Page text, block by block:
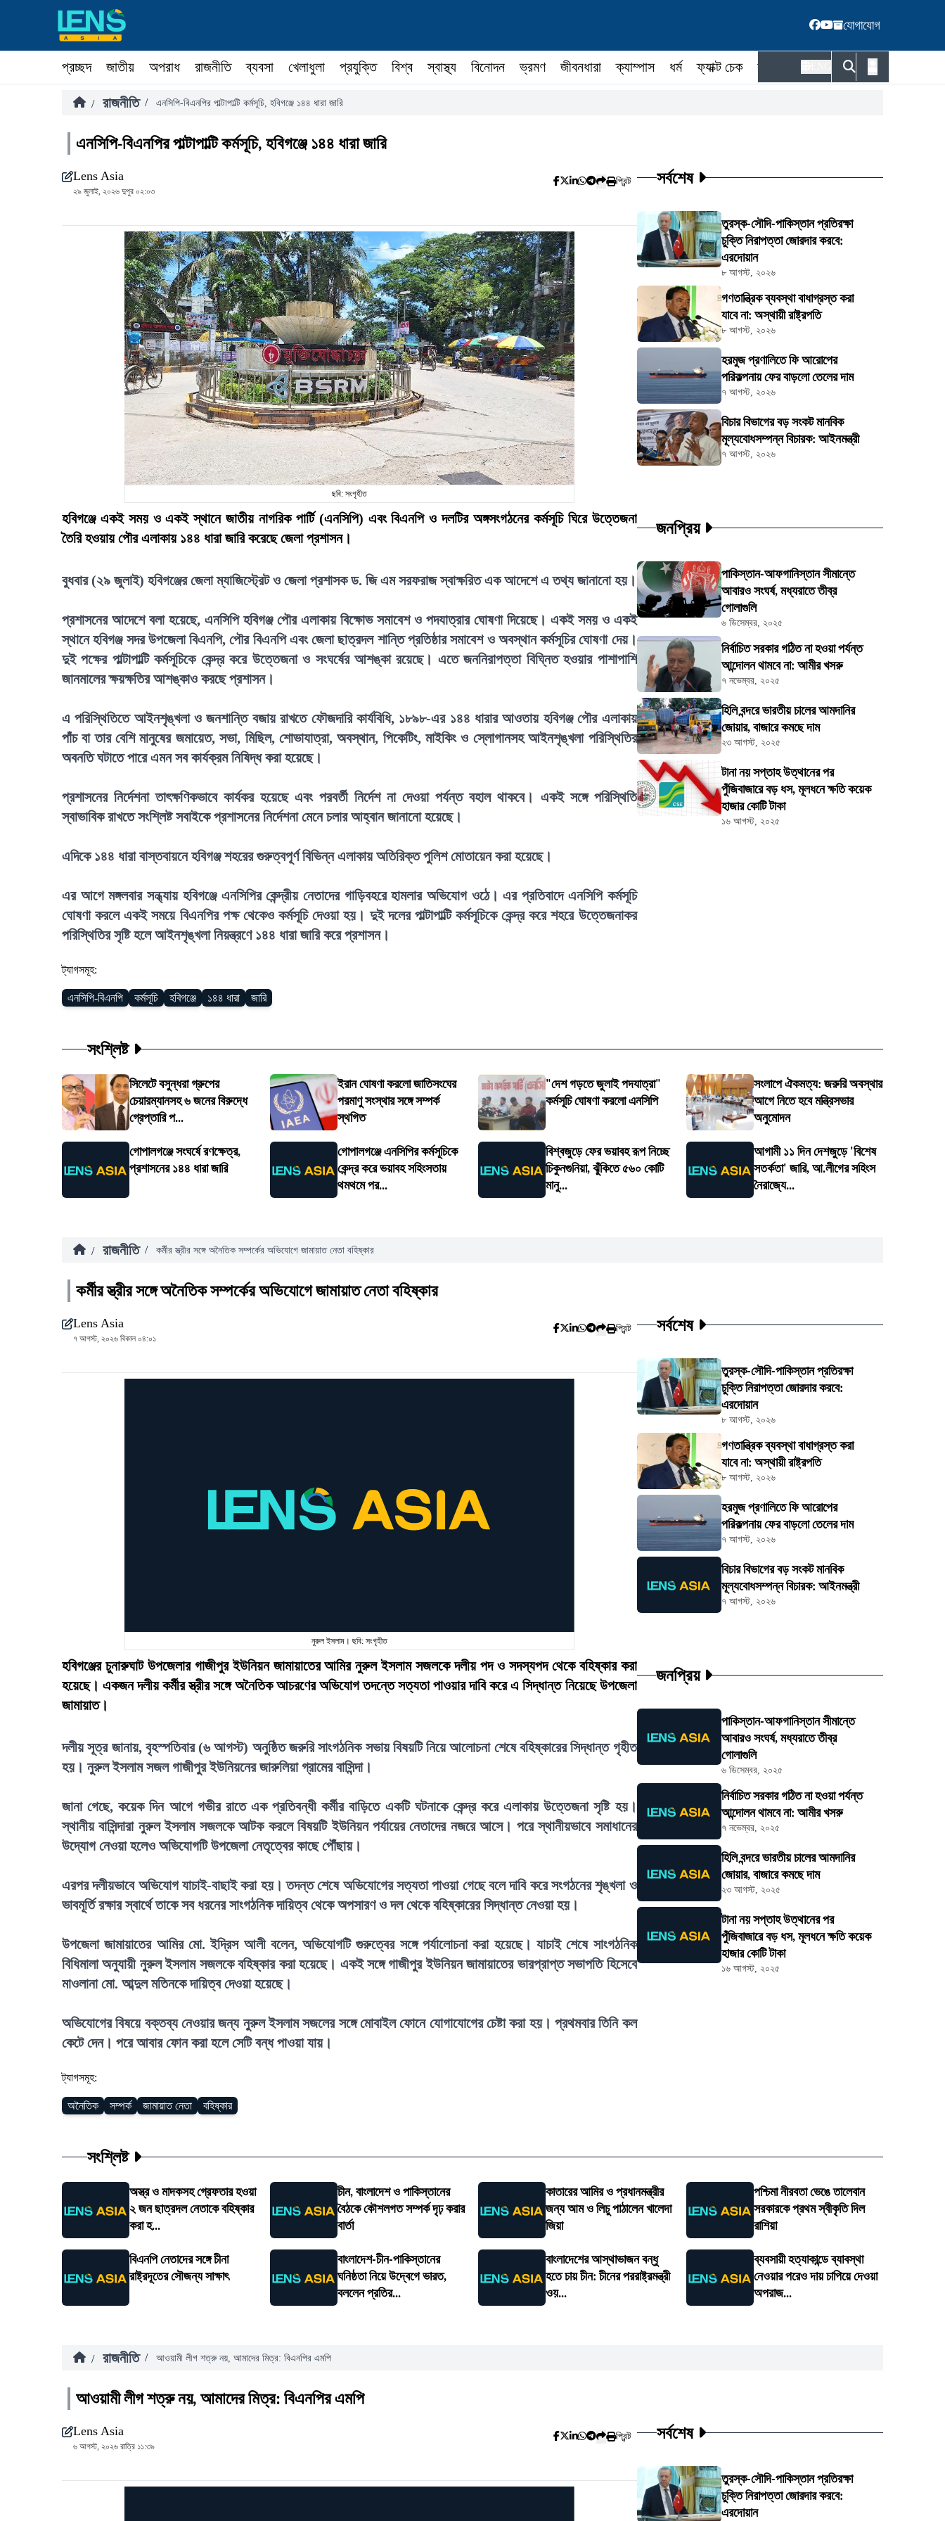
যোগাযোগ
প্রচ্ছদ জাতীয় অপরাধ রাজনীতি ব্যবসা খেলাধুলা প্রযুক্তি বিশ্ব স্বাস্থ্য বিনোদন ভ্রমণ জীবনধারা ক্যাম্পাস ধর্ম ফ্যাক্ট চেক কর্মকর্তা
/ রাজনীতি / এনসিপি-বিএনপির পাল্টাপাল্টি কর্মসূচি, হবিগঞ্জে ১৪৪ ধারা জারি
এনসিপি-বিএনপির পাল্টাপাল্টি কর্মসূচি, হবিগঞ্জে ১৪৪ ধারা জারি
Lens Asia
২৯ জুলাই, ২০২৬ দুপুর ০২:০৩
প্রিন্ট
ছবি: সংগৃহীত
হবিগঞ্জে একই সময় ও একই স্থানে জাতীয় নাগরিক পার্টি (এনসিপি) এবং বিএনপি ও দলটির অঙ্গসংগঠনের কর্মসূচি ঘিরে উত্তেজনা
তৈরি হওয়ায় পৌর এলাকায় ১৪৪ ধারা জারি করেছে জেলা প্রশাসন।
বুধবার (২৯ জুলাই) হবিগঞ্জের জেলা ম্যাজিস্ট্রেট ও জেলা প্রশাসক ড. জি এম সরফরাজ স্বাক্ষরিত এক আদেশে এ তথ্য জানানো হয়।
প্রশাসনের আদেশে বলা হয়েছে, এনসিপি হবিগঞ্জ পৌর এলাকায় বিক্ষোভ সমাবেশ ও পদযাত্রার ঘোষণা দিয়েছে। একই সময় ও একই
স্থানে হবিগঞ্জ সদর উপজেলা বিএনপি, পৌর বিএনপি এবং জেলা ছাত্রদল শান্তি প্রতিষ্ঠার সমাবেশ ও অবস্থান কর্মসূচির ঘোষণা দেয়।
দুই পক্ষের পাল্টাপাল্টি কর্মসূচিকে কেন্দ্র করে উত্তেজনা ও সংঘর্ষের আশঙ্কা রয়েছে। এতে জননিরাপত্তা বিঘ্নিত হওয়ার পাশাপাশি
জানমালের ক্ষয়ক্ষতির আশঙ্কাও করছে প্রশাসন।
এ পরিস্থিতিতে আইনশৃঙ্খলা ও জনশান্তি বজায় রাখতে ফৌজদারি কার্যবিধি, ১৮৯৮-এর ১৪৪ ধারার আওতায় হবিগঞ্জ পৌর এলাকায়
পাঁচ বা তার বেশি মানুষের জমায়েত, সভা, মিছিল, শোভাযাত্রা, অবস্থান, পিকেটিং, মাইকিং ও স্লোগানসহ আইনশৃঙ্খলা পরিস্থিতির
অবনতি ঘটাতে পারে এমন সব কার্যক্রম নিষিদ্ধ করা হয়েছে।
প্রশাসনের নির্দেশনা তাৎক্ষণিকভাবে কার্যকর হয়েছে এবং পরবর্তী নির্দেশ না দেওয়া পর্যন্ত বহাল থাকবে। একই সঙ্গে পরিস্থিতি
স্বাভাবিক রাখতে সংশ্লিষ্ট সবাইকে প্রশাসনের নির্দেশনা মেনে চলার আহ্বান জানানো হয়েছে।
এদিকে ১৪৪ ধারা বাস্তবায়নে হবিগঞ্জ শহরের গুরুত্বপূর্ণ বিভিন্ন এলাকায় অতিরিক্ত পুলিশ মোতায়েন করা হয়েছে।
এর আগে মঙ্গলবার সন্ধ্যায় হবিগঞ্জে এনসিপির কেন্দ্রীয় নেতাদের গাড়িবহরে হামলার অভিযোগ ওঠে। এর প্রতিবাদে এনসিপি কর্মসূচি
ঘোষণা করলে একই সময়ে বিএনপির পক্ষ থেকেও কর্মসূচি দেওয়া হয়। দুই দলের পাল্টাপাল্টি কর্মসূচিকে কেন্দ্র করে শহরে উত্তেজনাকর
পরিস্থিতির সৃষ্টি হলে আইনশৃঙ্খলা নিয়ন্ত্রণে ১৪৪ ধারা জারি করে প্রশাসন।
ট্যাগসমূহ:
এনসিপি-বিএনপি কর্মসূচি হবিগঞ্জে ১৪৪ ধারা জারি
সর্বশেষ
তুরস্ক-সৌদি-পাকিস্তান প্রতিরক্ষা
চুক্তি নিরাপত্তা জোরদার করবে:
এরদোয়ান
৮ আগস্ট, ২০২৬
গণতান্ত্রিক ব্যবস্থা বাধাগ্রস্ত করা
যাবে না: অস্থায়ী রাষ্ট্রপতি
৮ আগস্ট, ২০২৬
হরমুজ প্রণালিতে ফি আরোপের
পরিকল্পনায় ফের বাড়লো তেলের দাম
৭ আগস্ট, ২০২৬
বিচার বিভাগের বড় সংকট মানবিক
মূল্যবোধসম্পন্ন বিচারক: আইনমন্ত্রী
৭ আগস্ট, ২০২৬
জনপ্রিয়
পাকিস্তান-আফগানিস্তান সীমান্তে
আবারও সংঘর্ষ, মধ্যরাতে তীব্র
গোলাগুলি
৬ ডিসেম্বর, ২০২৫
নির্বাচিত সরকার গঠিত না হওয়া পর্যন্ত
আন্দোলন থামবে না: আমীর খসরু
৭ নভেম্বর, ২০২৫
হিলি বন্দরে ভারতীয় চালের আমদানির
জোয়ার, বাজারে কমছে দাম
২৩ আগস্ট, ২০২৫
টানা নয় সপ্তাহ উত্থানের পর
পুঁজিবাজারে বড় ধস, মূলধনে ক্ষতি কয়েক
হাজার কোটি টাকা
১৬ আগস্ট, ২০২৫
সংশ্লিষ্ট
সিলেটে বসুন্ধরা গ্রুপের
চেয়ারম্যানসহ ৬ জনের বিরুদ্ধে
গ্রেপ্তারি প...
ইরান ঘোষণা করলো জাতিসংঘের
পরমাণু সংস্থার সঙ্গে সম্পর্ক
স্থগিত
"দেশ গড়তে জুলাই পদযাত্রা"
কর্মসূচি ঘোষণা করলো এনসিপি
সংলাপে ঐকমত্য: জরুরি অবস্থার
আগে নিতে হবে মন্ত্রিসভার
অনুমোদন
গোপালগঞ্জে সংঘর্ষে রণক্ষেত্র,
প্রশাসনের ১৪৪ ধারা জারি
গোপালগঞ্জে এনসিপির কর্মসূচিকে
কেন্দ্র করে ভয়াবহ সহিংসতায়
থমথমে পর...
বিশ্বজুড়ে ফের ভয়াবহ রূপ নিচ্ছে
চিকুনগুনিয়া, ঝুঁকিতে ৫৬০ কোটি
মানু...
আগামী ১১ দিন দেশজুড়ে 'বিশেষ
সতর্কতা' জারি, আ.লীগের সহিংস
নৈরাজ্যে...
/ রাজনীতি / কর্মীর স্ত্রীর সঙ্গে অনৈতিক সম্পর্কের অভিযোগে জামায়াত নেতা বহিষ্কার
কর্মীর স্ত্রীর সঙ্গে অনৈতিক সম্পর্কের অভিযোগে জামায়াত নেতা বহিষ্কার
Lens Asia
৭ আগস্ট, ২০২৬ বিকাল ০৪:০১
প্রিন্ট
নুরুল ইসলাম। ছবি: সংগৃহীত
হবিগঞ্জের চুনারুঘাট উপজেলার গাজীপুর ইউনিয়ন জামায়াতের আমির নুরুল ইসলাম সজলকে দলীয় পদ ও সদস্যপদ থেকে বহিষ্কার করা
হয়েছে। একজন দলীয় কর্মীর স্ত্রীর সঙ্গে অনৈতিক আচরণের অভিযোগ তদন্তে সত্যতা পাওয়ার দাবি করে এ সিদ্ধান্ত নিয়েছে উপজেলা
জামায়াত।
দলীয় সূত্র জানায়, বৃহস্পতিবার (৬ আগস্ট) অনুষ্ঠিত জরুরি সাংগঠনিক সভায় বিষয়টি নিয়ে আলোচনা শেষে বহিষ্কারের সিদ্ধান্ত গৃহীত
হয়। নুরুল ইসলাম সজল গাজীপুর ইউনিয়নের জারুলিয়া গ্রামের বাসিন্দা।
জানা গেছে, কয়েক দিন আগে গভীর রাতে এক প্রতিবন্ধী কর্মীর বাড়িতে একটি ঘটনাকে কেন্দ্র করে এলাকায় উত্তেজনা সৃষ্টি হয়।
স্থানীয় বাসিন্দারা নুরুল ইসলাম সজলকে আটক করলে বিষয়টি ইউনিয়ন পর্যায়ের নেতাদের নজরে আসে। পরে স্থানীয়ভাবে সমাধানের
উদ্যোগ নেওয়া হলেও অভিযোগটি উপজেলা নেতৃত্বের কাছে পৌঁছায়।
এরপর দলীয়ভাবে অভিযোগ যাচাই-বাছাই করা হয়। তদন্ত শেষে অভিযোগের সত্যতা পাওয়া গেছে বলে দাবি করে সংগঠনের শৃঙ্খলা ও
ভাবমূর্তি রক্ষার স্বার্থে তাকে সব ধরনের সাংগঠনিক দায়িত্ব থেকে অপসারণ ও দল থেকে বহিষ্কারের সিদ্ধান্ত নেওয়া হয়।
উপজেলা জামায়াতের আমির মো. ইদ্রিস আলী বলেন, অভিযোগটি গুরুত্বের সঙ্গে পর্যালোচনা করা হয়েছে। যাচাই শেষে সাংগঠনিক
বিধিমালা অনুযায়ী নুরুল ইসলাম সজলকে বহিষ্কার করা হয়েছে। একই সঙ্গে গাজীপুর ইউনিয়ন জামায়াতের ভারপ্রাপ্ত সভাপতি হিসেবে
মাওলানা মো. আব্দুল মতিনকে দায়িত্ব দেওয়া হয়েছে।
অভিযোগের বিষয়ে বক্তব্য নেওয়ার জন্য নুরুল ইসলাম সজলের সঙ্গে মোবাইল ফোনে যোগাযোগের চেষ্টা করা হয়। প্রথমবার তিনি কল
কেটে দেন। পরে আবার ফোন করা হলে সেটি বন্ধ পাওয়া যায়।
ট্যাগসমূহ:
অনৈতিক সম্পর্ক জামায়াত নেতা বহিষ্কার
সর্বশেষ
তুরস্ক-সৌদি-পাকিস্তান প্রতিরক্ষা
চুক্তি নিরাপত্তা জোরদার করবে:
এরদোয়ান
৮ আগস্ট, ২০২৬
গণতান্ত্রিক ব্যবস্থা বাধাগ্রস্ত করা
যাবে না: অস্থায়ী রাষ্ট্রপতি
৮ আগস্ট, ২০২৬
হরমুজ প্রণালিতে ফি আরোপের
পরিকল্পনায় ফের বাড়লো তেলের দাম
৭ আগস্ট, ২০২৬
বিচার বিভাগের বড় সংকট মানবিক
মূল্যবোধসম্পন্ন বিচারক: আইনমন্ত্রী
৭ আগস্ট, ২০২৬
জনপ্রিয়
পাকিস্তান-আফগানিস্তান সীমান্তে
আবারও সংঘর্ষ, মধ্যরাতে তীব্র
গোলাগুলি
৬ ডিসেম্বর, ২০২৫
নির্বাচিত সরকার গঠিত না হওয়া পর্যন্ত
আন্দোলন থামবে না: আমীর খসরু
৭ নভেম্বর, ২০২৫
হিলি বন্দরে ভারতীয় চালের আমদানির
জোয়ার, বাজারে কমছে দাম
২৩ আগস্ট, ২০২৫
টানা নয় সপ্তাহ উত্থানের পর
পুঁজিবাজারে বড় ধস, মূলধনে ক্ষতি কয়েক
হাজার কোটি টাকা
১৬ আগস্ট, ২০২৫
সংশ্লিষ্ট
অস্ত্র ও মাদকসহ গ্রেফতার হওয়া
২ জন ছাত্রদল নেতাকে বহিষ্কার
করা হ...
চীন, বাংলাদেশ ও পাকিস্তানের
বৈঠকে কৌশলগত সম্পর্ক দৃঢ় করার
বার্তা
কাতারের আমির ও প্রধানমন্ত্রীর
জন্য আম ও লিচু পাঠালেন খালেদা
জিয়া
পশ্চিমা নীরবতা ভেঙে তালেবান
সরকারকে প্রথম স্বীকৃতি দিল
রাশিয়া
বিএনপি নেতাদের সঙ্গে চীনা
রাষ্ট্রদূতের সৌজন্য সাক্ষাৎ
বাংলাদেশ-চীন-পাকিস্তানের
ঘনিষ্ঠতা নিয়ে উদ্বেগে ভারত,
বললেন প্রতির...
বাংলাদেশের আস্থাভাজন বন্ধু
হতে চায় চীন: চীনের পররাষ্ট্রমন্ত্রী
ওয়...
ব্যবসায়ী হত্যাকান্ডে ব্যাবস্থা
নেওয়ার পরেও দায় চাপিয়ে দেওয়া
অপরাজ...
/ রাজনীতি / আওয়ামী লীগ শত্রু নয়, আমাদের মিত্র: বিএনপির এমপি
আওয়ামী লীগ শত্রু নয়, আমাদের মিত্র: বিএনপির এমপি
Lens Asia
৬ আগস্ট, ২০২৬ রাত্রি ১১:৩৯
প্রিন্ট সর্বশেষ
তুরস্ক-সৌদি-পাকিস্তান প্রতিরক্ষা
চুক্তি নিরাপত্তা জোরদার করবে:
এরদোয়ান